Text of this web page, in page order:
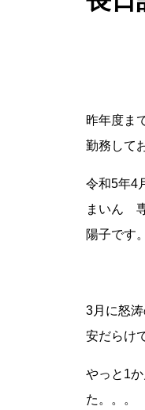
昨年度ま
勤務して
令和5年4
まいん
陽子です。
3月に怒
安だらけ
やっと1
た。。。